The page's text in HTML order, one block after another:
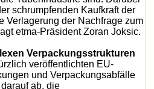
schrumpfenden Kaufkraft der
Verlagerung der Nachfrage zum
etma-Präsident Zoran Joksic.
Verpackungsstrukturen
veröffentlichten EU-
und Verpackungsabfälle
ab, die